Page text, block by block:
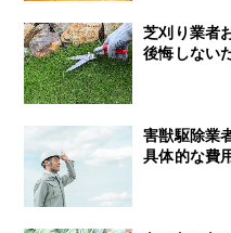
芝刈り業者
後悔しない
害獣駆除業
具体的な費